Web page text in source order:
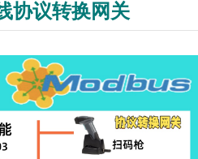
协议转换网关